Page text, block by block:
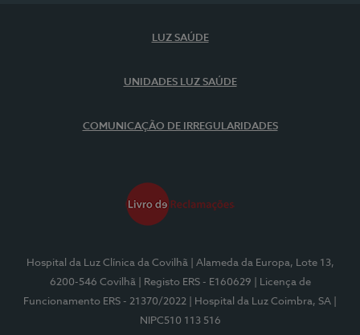
LUZ SAÚDE
UNIDADES LUZ SAÚDE
COMUNICAÇÃO DE IRREGULARIDADES
Hospital da Luz Clínica da Covilhã
| Alameda da Europa, Lote 13,
6200-546 Covilhã
| Registo ERS - E160629
| Licença de
Funcionamento ERS - 21370/2022
| Hospital da Luz Coimbra, SA
NIPC510 113 516